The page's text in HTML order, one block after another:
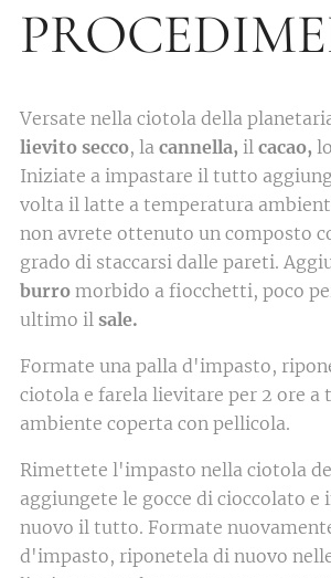
Versate nella ciotola della
lievito secco, la cannella, il cacao, lo
Iniziate a impastare il tutto
volta il latte a temperatura
non avrete ottenuto un composto
grado di staccarsi dalle pareti.
burro morbido a fiocchetti, poco
ultimo il sale.
Formate una palla d'impasto,
ciotola e farela lievitare per 2 ore a
ambiente coperta con pellicola.
Rimettete l'impasto nella ciotola
aggiungete le gocce di cioccolato e
nuovo il tutto. Formate
d'impasto, riponetela di nuovo